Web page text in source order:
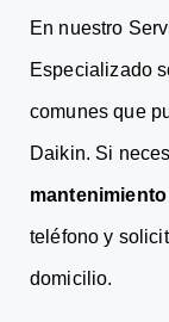
En nuestro
Especializado
comunes que
Daikin. Si
teléfono y
domicilio.